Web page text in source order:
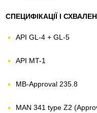
СПЕЦИФІКАЦІЇ І
API GL-4 + GL-5
API MT-1
MB-Approval 235.8
MAN 341 type Z2